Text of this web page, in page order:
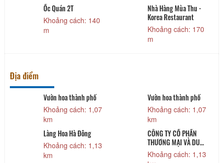
Ốc Quán 2T
Khoảng cách: 140
m
Nhà Hàng Mùa Thu -
Korea Restaurant
Khoảng cách: 170
m
Địa điểm
Vườn hoa thành phố
Khoảng cách: 1,07
km
Vườn hoa thành phố
Khoảng cách: 1,07
km
Làng Hoa Hà Đông
Khoảng cách: 1,13
km
CÔNG TY CỔ PHẦN
THƯƠNG MẠI VÀ DU
LỊCH TGROUP
Khoảng cách: 1,13